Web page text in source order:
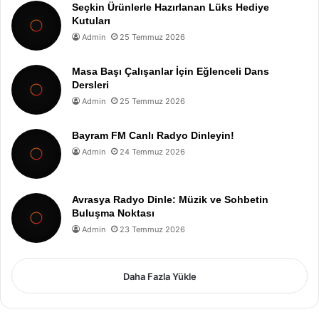
Seçkin Ürünlerle Hazırlanan Lüks Hediye
Kutuları
Admin 25 Temmuz 2026
Masa Başı Çalışanlar İçin Eğlenceli Dans
Dersleri
Admin 25 Temmuz 2026
Bayram FM Canlı Radyo Dinleyin!
Admin 24 Temmuz 2026
Avrasya Radyo Dinle: Müzik ve Sohbetin
Buluşma Noktası
Admin 23 Temmuz 2026
Daha Fazla Yükle